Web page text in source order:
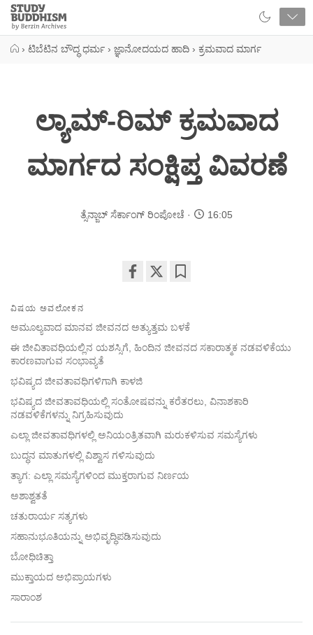
Close
Study
Buddhism
› ಟಿಬೆಟಿನ ಬೌದ್ಧ ಧರ್ಮ › ಜ್ಞಾನೋದಯದ ಹಾದಿ › ಕ್ರಮವಾದ ಮಾರ್ಗ
ಲ್ಯಾಮ್-ರಿಮ್ ಕ್ರಮವಾದ
ಮಾರ್ಗದ ಸಂಕ್ಷಿಪ್ತ ವಿವರಣೆ
ತ್ಸೆನ್ಜಾಬ್ ಸೆರ್ಕಾಂಗ್ ರಿಂಪೋಚೆ 16:05
facebook
ವಿಷಯ ಅವಲೋಕನ
ಅಮೂಲ್ಯವಾದ ಮಾನವ ಜೀವನದ ಅತ್ಯುತ್ತಮ ಬಳಕೆ
ಈ ಜೀವಿತಾವಧಿಯಲ್ಲಿನ ಯಶಸ್ಸಿಗೆ, ಹಿಂದಿನ ಜೀವನದ ಸಕಾರಾತ್ಮಕ ನಡವಳಿಕೆಯು
ಕಾರಣವಾಗುವ ಸಂಭಾವ್ಯತೆ
ಭವಿಷ್ಯದ ಜೀವತಾವಧಿಗಳಿಗಾಗಿ ಕಾಳಜಿ
ಭವಿಷ್ಯದ ಜೀವತಾವಧಿಯಲ್ಲಿ ಸಂತೋಷವನ್ನು ಕರೆತರಲು, ವಿನಾಶಕಾರಿ
ನಡವಳಿಕೆಗಳನ್ನು ನಿಗ್ರಹಿಸುವುದು
ಎಲ್ಲಾ ಜೀವತಾವಧಿಗಳಲ್ಲಿ ಅನಿಯಂತ್ರಿತವಾಗಿ ಮರುಕಳಿಸುವ ಸಮಸ್ಯೆಗಳು
ಬುದ್ಧನ ಮಾತುಗಳಲ್ಲಿ ವಿಶ್ವಾಸ ಗಳಿಸುವುದು
ತ್ಯಾಗ: ಎಲ್ಲಾ ಸಮಸ್ಯೆಗಳಿಂದ ಮುಕ್ತರಾಗುವ ನಿರ್ಣಯ
ಅಶಾಶ್ವತತೆ
ಚತುರಾರ್ಯ ಸತ್ಯಗಳು
ಸಹಾನುಭೂತಿಯನ್ನು ಅಭಿವೃದ್ಧಿಪಡಿಸುವುದು
ಬೋಧಿಚಿತ್ತಾ
ಮುಕ್ತಾಯದ ಅಭಿಪ್ರಾಯಗಳು
ಸಾರಾಂಶ